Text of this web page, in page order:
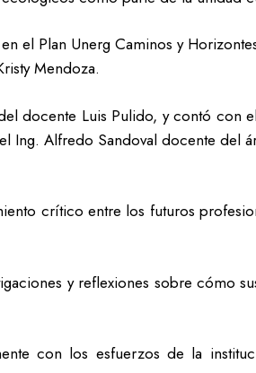
el Plan Unerg Caminos y
Mendoza.
docente Luis Pulido, y contó con
Alfredo Sandoval docente del
crítico entre los futuros
y reflexiones sobre cómo
con los esfuerzos de la